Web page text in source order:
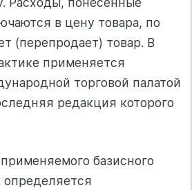
в цену товара, по
(перепродает) товар. В
применяется
торговой палатой
редакция которого
базисного
определяется